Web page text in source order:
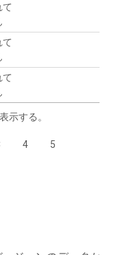
示する。
4 5